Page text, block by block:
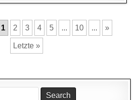
1 2 3 4 5 ... 10 ... »
Letzte »